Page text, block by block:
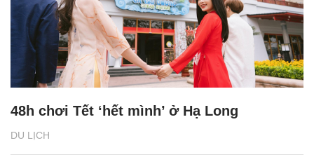
DU LỊCH
48h chơi Tết ‘hết mình’ ở Hạ Long